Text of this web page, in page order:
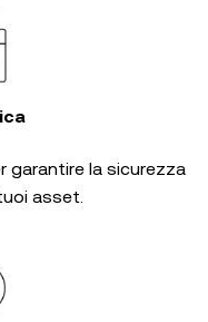
garantire la sicurezza
asset.